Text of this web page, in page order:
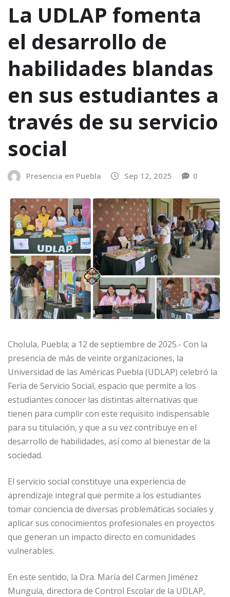
La UDLAP fomenta
el desarrollo de
habilidades blandas
en sus estudiantes a
través de su servicio
social
Presencia en Puebla Sep 12, 2025 0
Cholula, Puebla; a 12 de septiembre de 2025.- Con la
presencia de más de veinte organizaciones, la
Universidad de las Américas Puebla (UDLAP) celebró la
Feria de Servicio Social, espacio que permite a los
estudiantes conocer las distintas alternativas que
tienen para cumplir con este requisito indispensable
para su titulación, y que a su vez contribuye en el
desarrollo de habilidades, así como al bienestar de la
sociedad.
El servicio social constituye una experiencia de
aprendizaje integral que permite a los estudiantes
tomar conciencia de diversas problemáticas sociales y
aplicar sus conocimientos profesionales en proyectos
que generan un impacto directo en comunidades
vulnerables.
En este sentido, la Dra. María del Carmen Jiménez
Munguía, directora de Control Escolar de la UDLAP,